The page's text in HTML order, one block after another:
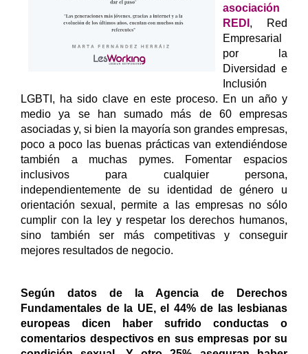
asociación
REDI , Red
Empresarial
por la
Diversidad e
Inclusión
LGBTI, ha sido clave en este proceso. En un año y
medio ya se han sumado más de 60 empresas
asociadas y, si bien la mayoría son grandes empresas,
poco a poco las buenas prácticas van extendiéndose
también a muchas pymes. Fomentar espacios
inclusivos para cualquier persona,
independientemente de su identidad de género u
orientación sexual, permite a las empresas no sólo
cumplir con la ley y respetar los derechos humanos,
sino también ser más competitivas y conseguir
mejores resultados de negocio.
Según datos de la Agencia de Derechos
Fundamentales de la UE, el 44% de las lesbianas
europeas dicen haber sufrido conductas o
comentarios despectivos en sus empresas por su